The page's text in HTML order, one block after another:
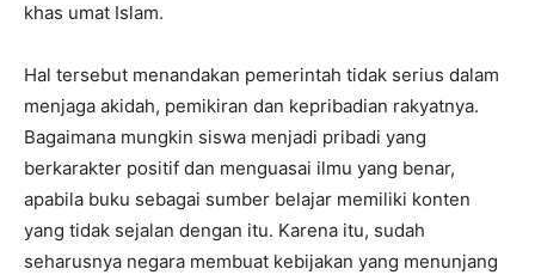
khas umat Islam.
Hal tersebut menandakan pemerintah tidak serius dalam
menjaga akidah, pemikiran dan kepribadian rakyatnya.
Bagaimana mungkin siswa menjadi pribadi yang
berkarakter positif dan menguasai ilmu yang benar,
apabila buku sebagai sumber belajar memiliki konten
yang tidak sejalan dengan itu. Karena itu, sudah
seharusnya negara membuat kebijakan yang menunjang